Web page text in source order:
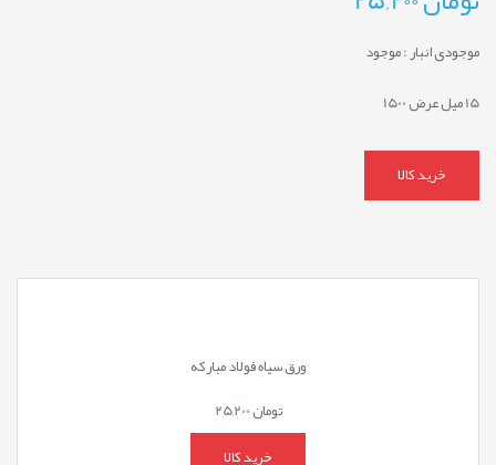
موجودی انبار :موجود
15 میل عرض 1500
خرید کالا
ورق سیاه فولاد مبارکه
تومان25,200
خرید کالا